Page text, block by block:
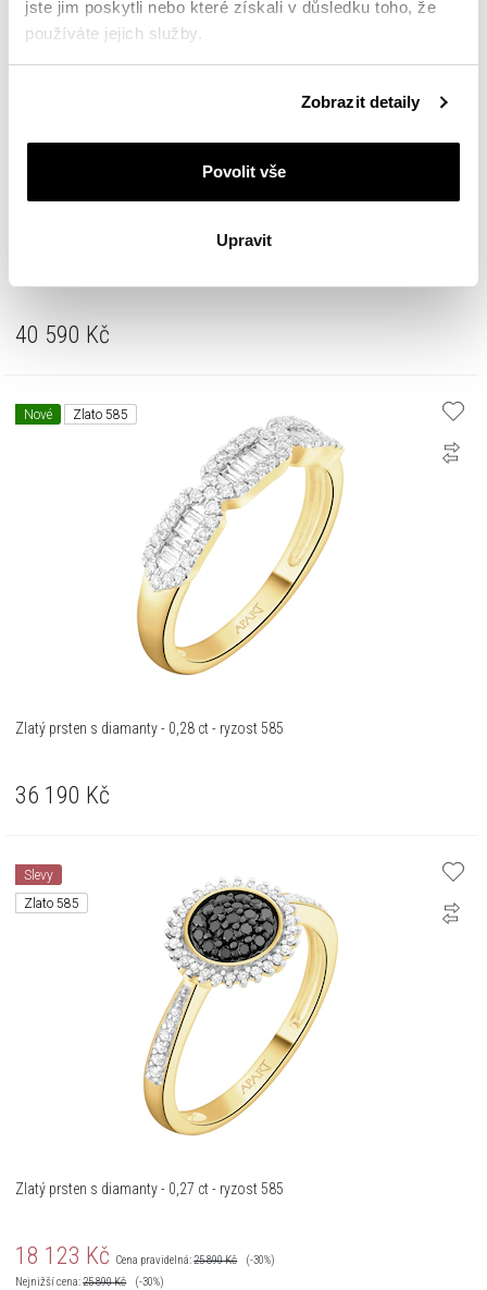
jste jim poskytli nebo které získali v důsledku toho, že
používáte jejich služby.
Zásadách ochrany osobních údajů
Zobrazit detaily
Povolit vše
Upravit
40 590 Kč
Nové Zlato 585
Zlatý prsten s diamanty - 0,28 ct - ryzost 585
36 190 Kč
Slevy
Zlato 585
Zlatý prsten s diamanty - 0,27 ct - ryzost 585
18 123 Kč Cena pravidelná:25 890Kč
(-30%)
Nejnižší cena:25 890Kč (-30%)